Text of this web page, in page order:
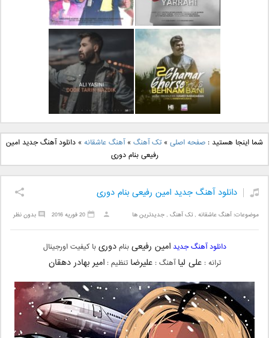
دانلود آهنگ جدید مهدی
یراحی بنام اسرار
دانلود آهنگ جدید فرزاد
فرزین بنام آتیش
دانلود آهنگ جدید بهنام
بانی بنام قرص قمر 2
دانلود آهنگ جدید علی
یاسینی بنام دورترین نزدیک
شما اینجا هستید :صفحه اصلی »تک آهنگ »آهنگ عاشقانه »دانلود آهنگ جدید امین
رفیعی بنام دوری
دانلود آهنگ جدید امین رفیعی بنام دوری
موضوعات:آهنگ عاشقانه ,تک آهنگ ,جدیدترین ها بدون نظر 20 فوریه 2016
دانلود آهنگ جدید امین رفیعیبنامدوریبا کیفیت اورجینال
ترانه :علی لیاآهنگ :علیرضا تنظیم :امیر بهادر دهقان